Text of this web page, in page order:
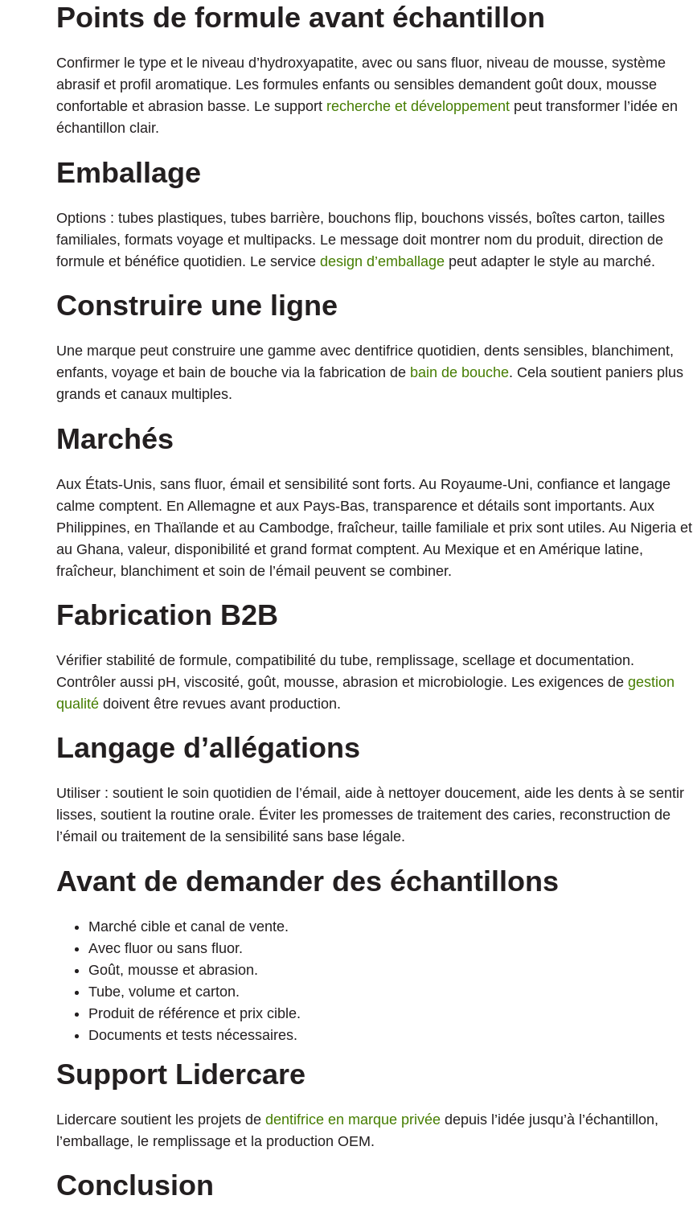
Points de formule avant échantillon
Confirmer le type et le niveau d’hydroxyapatite, avec ou sans fluor, niveau de mousse, système
abrasif et profil aromatique. Les formules enfants ou sensibles demandent goût doux, mousse
confortable et abrasion basse. Le support recherche et développement peut transformer l’idée en
échantillon clair.
Emballage
Options : tubes plastiques, tubes barrière, bouchons flip, bouchons vissés, boîtes carton, tailles
familiales, formats voyage et multipacks. Le message doit montrer nom du produit, direction de
formule et bénéfice quotidien. Le service design d’emballage peut adapter le style au marché.
Construire une ligne
Une marque peut construire une gamme avec dentifrice quotidien, dents sensibles, blanchiment,
enfants, voyage et bain de bouche via la fabrication de bain de bouche. Cela soutient paniers plus
grands et canaux multiples.
Marchés
Aux États-Unis, sans fluor, émail et sensibilité sont forts. Au Royaume-Uni, confiance et langage
calme comptent. En Allemagne et aux Pays-Bas, transparence et détails sont importants. Aux
Philippines, en Thaïlande et au Cambodge, fraîcheur, taille familiale et prix sont utiles. Au Nigeria et
au Ghana, valeur, disponibilité et grand format comptent. Au Mexique et en Amérique latine,
fraîcheur, blanchiment et soin de l’émail peuvent se combiner.
Fabrication B2B
Vérifier stabilité de formule, compatibilité du tube, remplissage, scellage et documentation.
Contrôler aussi pH, viscosité, goût, mousse, abrasion et microbiologie. Les exigences de gestion
qualité doivent être revues avant production.
Langage d’allégations
Utiliser : soutient le soin quotidien de l’émail, aide à nettoyer doucement, aide les dents à se sentir
lisses, soutient la routine orale. Éviter les promesses de traitement des caries, reconstruction de
l’émail ou traitement de la sensibilité sans base légale.
Avant de demander des échantillons
Marché cible et canal de vente.
Avec fluor ou sans fluor.
Goût, mousse et abrasion.
Tube, volume et carton.
Produit de référence et prix cible.
Documents et tests nécessaires.
Support Lidercare
Lidercare soutient les projets de dentifrice en marque privée depuis l’idée jusqu’à l’échantillon,
l’emballage, le remplissage et la production OEM.
Conclusion